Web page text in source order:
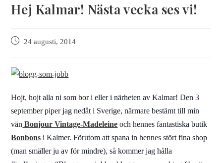
Hej Kalmar! Nästa vecka ses vi!
24 augusti, 2014
Hojt, hojt alla ni som bor i eller i närheten av Kalmar! Den 3
september piper jag nedåt i Sverige, närmare bestämt till min
vän Bonjour Vintage-Madeleine och hennes fantastiska butik
Bonbons i Kalmer. Förutom att spana in hennes stört fina shop
(man smäller ju av för mindre), så kommer jag hålla